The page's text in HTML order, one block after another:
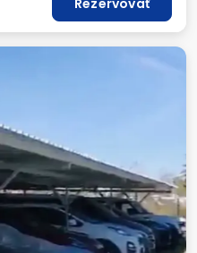
Rezervovať